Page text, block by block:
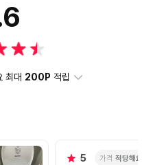
최대 200P 적립
5 가격 적당해요